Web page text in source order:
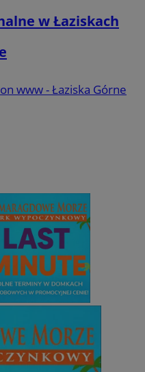
w Łaziskach
www - Łaziska Górne